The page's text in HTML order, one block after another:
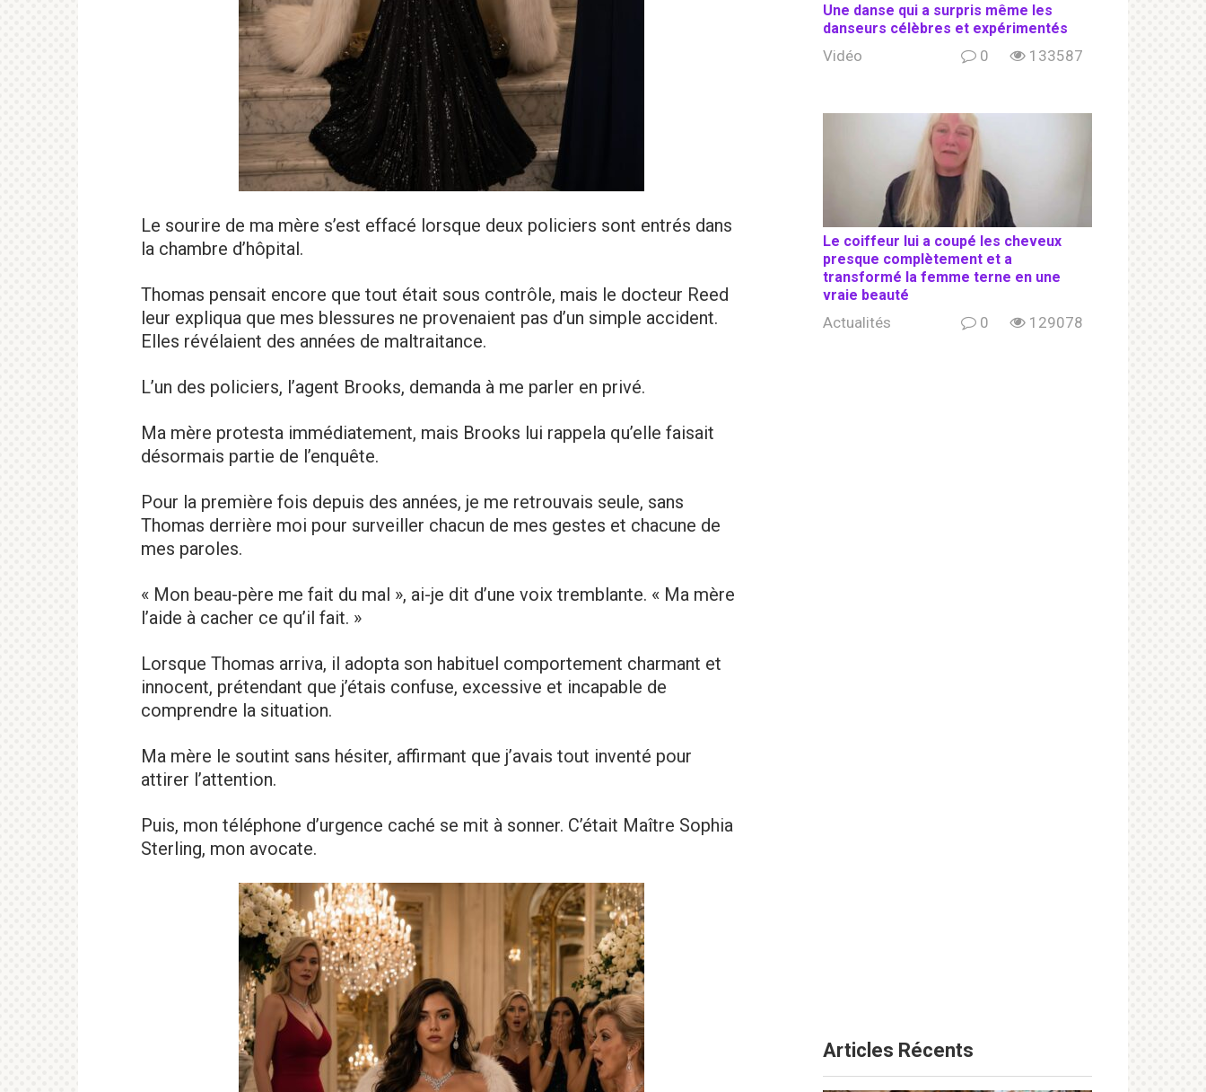
Le sourire de ma mère s’est effacé lorsque deux policiers sont entrés dans
la chambre d’hôpital.
Thomas pensait encore que tout était sous contrôle, mais le docteur Reed
leur expliqua que mes blessures ne provenaient pas d’un simple accident.
Elles révélaient des années de maltraitance.
L’un des policiers, l’agent Brooks, demanda à me parler en privé.
Ma mère protesta immédiatement, mais Brooks lui rappela qu’elle faisait
désormais partie de l’enquête.
Pour la première fois depuis des années, je me retrouvais seule, sans
Thomas derrière moi pour surveiller chacun de mes gestes et chacune de
mes paroles.
« Mon beau-père me fait du mal », ai-je dit d’une voix tremblante. « Ma mère
l’aide à cacher ce qu’il fait. »
Lorsque Thomas arriva, il adopta son habituel comportement charmant et
innocent, prétendant que j’étais confuse, excessive et incapable de
comprendre la situation.
Ma mère le soutint sans hésiter, affirmant que j’avais tout inventé pour
attirer l’attention.
Puis, mon téléphone d’urgence caché se mit à sonner. C’était Maître Sophia
Sterling, mon avocate.
Une danse qui a surpris même les
danseurs célèbres et expérimentés
Vidéo 0 133587
Le coiffeur lui a coupé les cheveux
presque complètement et a
transformé la femme terne en une
vraie beauté
Actualités 0 129078
Articles Récents